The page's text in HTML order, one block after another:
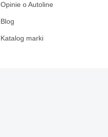
Opinie o Autoline
Blog
Katalog marki